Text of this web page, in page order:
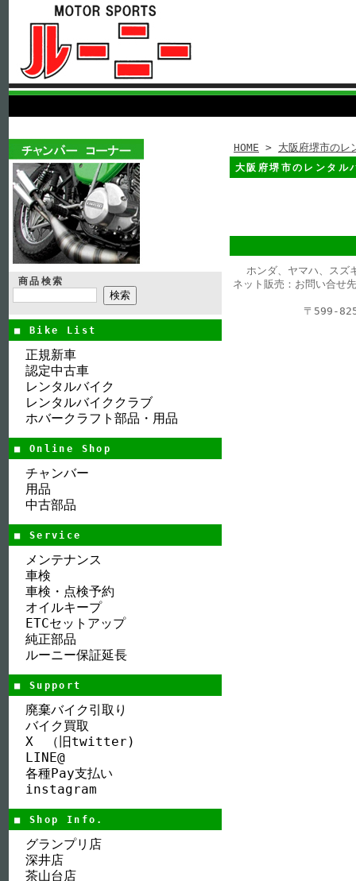
商品検索
■ Bike List
正規新車
認定中古車
レンタルバイク
レンタルバイククラブ
ホバークラフト部品・用品
■ Online Shop
チャンバー
用品
中古部品
■ Service
メンテナンス
車検
車検・点検予約
オイルキープ
ETCセットアップ
純正部品
ルーニー保証延長
■ Support
廃棄バイク引取り
バイク買取
X （旧twitter)
LINE@
各種Pay支払い
instagram
■ Shop Info.
グランプリ店
深井店
茶山台店
HOME > 大阪府堺市の
大阪府堺市のレンタ
ホンダ、ヤマハ、スズ
ネット販売：お問い合せ
〒599-